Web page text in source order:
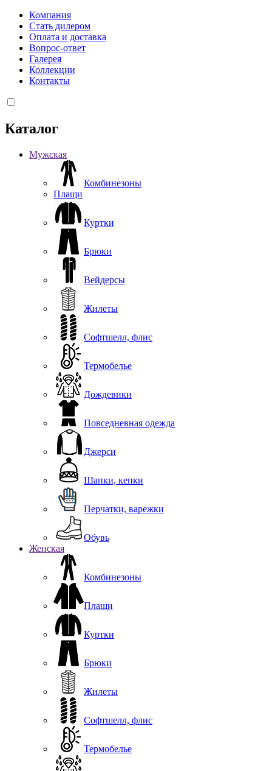
Компания
Стать дилером
Оплата и доставка
Вопрос-ответ
Галерея
Коллекции
Контакты
Каталог
Мужская
Комбинезоны
Плащи
Куртки
Брюки
Вейдерсы
Жилеты
Софтшелл, флис
Термобелье
Дождевики
Повседневная одежда
Джерси
Шапки, кепки
Перчатки, варежки
Обувь
Женская
Комбинезоны
Плащи
Куртки
Брюки
Жилеты
Софтшелл, флис
Термобелье